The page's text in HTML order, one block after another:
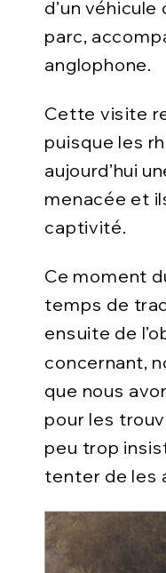
d’un
parc,
anglophone.
Cette visite
puisque les
aujourd’hui
menacée et
captivité.
Ce moment
temps de
ensuite de
concernant,
que nous
pour les
peu trop
tenter de les